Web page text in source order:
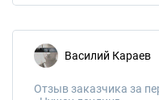
Василий Караев
Отзыв заказчика за